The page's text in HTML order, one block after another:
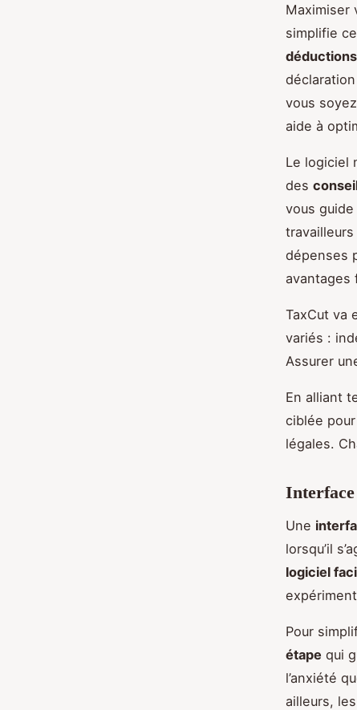
Maximiser
simplifie
vous
aide à
Le logiciel
des
vous
dépenses
avantages
TaxCut va
variés :
Assurer
En alliant
ciblée
légales.
Une
lorsqu’il
logiciel
Pour
étape qui
l’anxiété
ailleurs,